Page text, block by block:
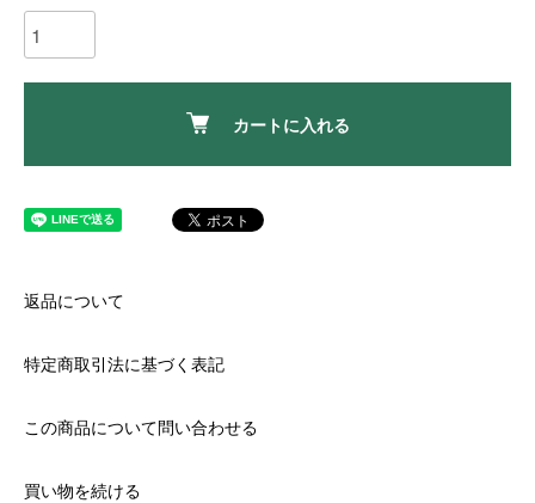
カートに入れる
返品について
特定商取引法に基づく表記
この商品について問い合わせる
買い物を続ける